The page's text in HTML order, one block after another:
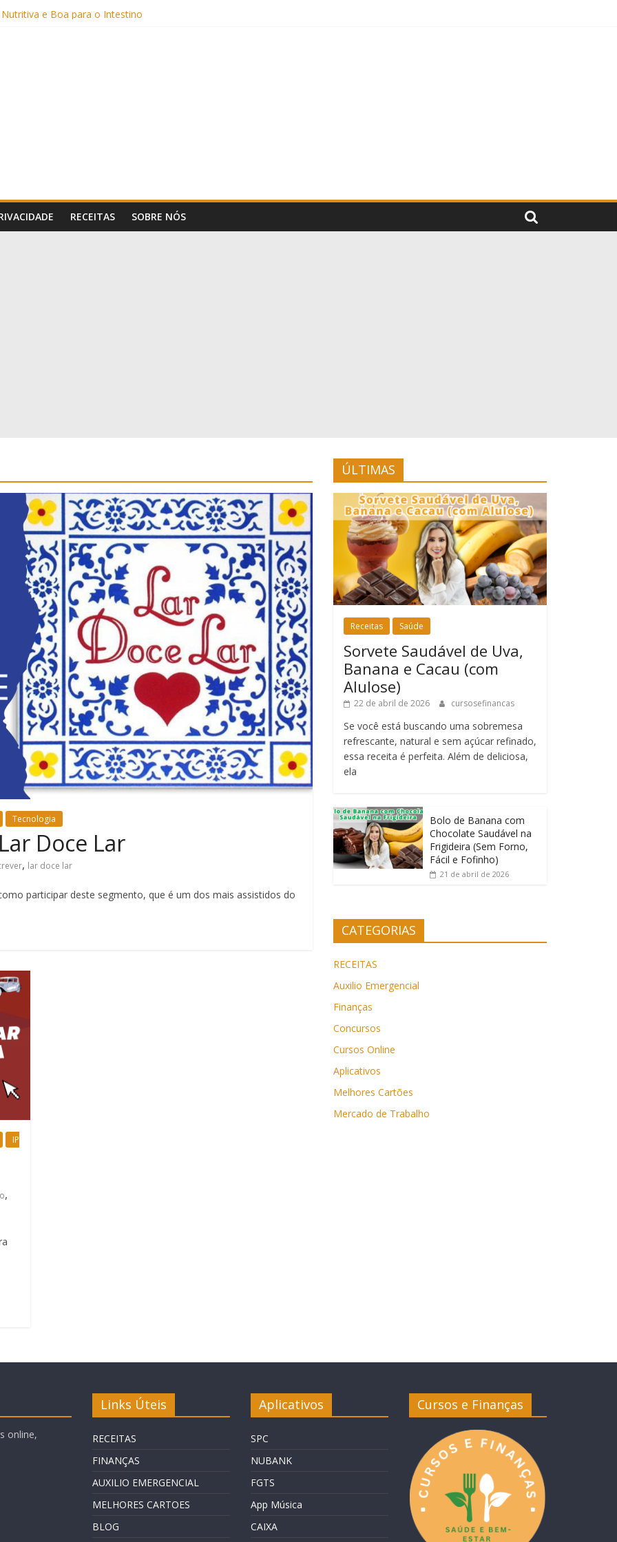
Açúcar e com Leite Vegetal)
Alulose)
(Sem Forno, Fácil e Fofinho)
Receita Prática e Deliciosa
RECEITAS SOBRE NÓS
Tecnologia
Doce Lar
, lar doce lar
participar deste segmento, que é um dos mais assistidos do
IP
,
ÚLTIMAS
Receitas Saúde
Sorvete Saudável de Uva,
Banana e Cacau (com
Alulose)
22 de abril de 2026 cursosefinancas
Se você está buscando uma sobremesa
refrescante, natural e sem açúcar refinado,
essa receita é perfeita. Além de deliciosa,
ela
Bolo de Banana com
Chocolate Saudável na
Frigideira (Sem Forno,
Fácil e Fofinho)
21 de abril de 2026
CATEGORIAS
RECEITAS
Auxilio Emergencial
Finanças
Concursos
Cursos Online
Aplicativos
Melhores Cartões
Mercado de Trabalho
online,
Links Úteis
RECEITAS
FINANÇAS
AUXILIO EMERGENCIAL
MELHORES CARTOES
BLOG
Aplicativos
SPC
NUBANK
FGTS
App Música
CAIXA
Cursos e Finanças